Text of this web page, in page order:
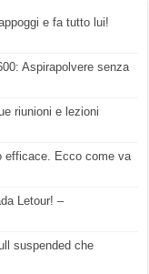
e fa tutto lui!
Aspirapolvere senza
riunioni e lezioni
efficace. Ecco come va
Letour! –
suspended che